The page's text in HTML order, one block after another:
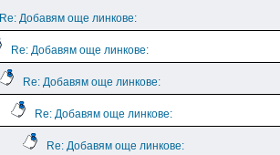
Re: Добавям още линкове:
Re: Добавям още линкове:
Re: Добавям още линкове:
Re: Добавям още линкове:
Re: Добавям още линкове: